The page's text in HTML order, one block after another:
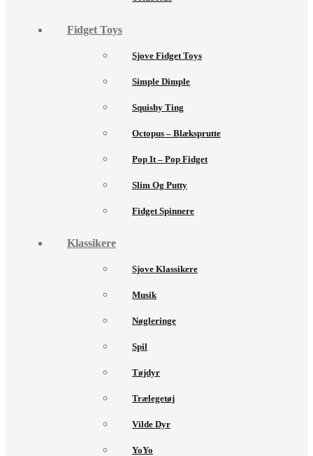
Fidget Toys
Sjove Fidget Toys
Simple Dimple
Squishy Ting
Octopus – Blæksprutte
Pop It – Pop Fidget
Slim Og Putty
Fidget Spinnere
Klassikere
Sjove Klassikere
Musik
Nøgleringe
Spil
Tøjdyr
Trælegetøj
Vilde Dyr
YoYo